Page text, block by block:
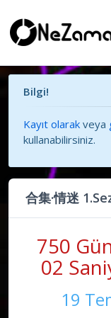
Bilgi!
Kayıt olarak veya
kullanabilirsiniz.
合集·情迷
750
03
19